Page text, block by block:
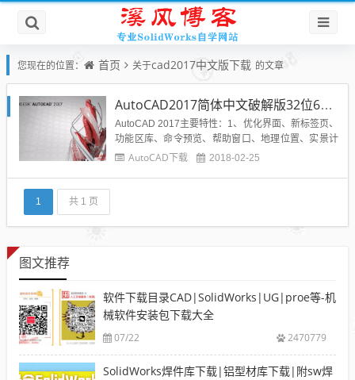
您现在的位置： 首页 关于cad2017中文版下载 的文章
AutoCAD2017简体中文破解版32位64位|附序列号|注册机|下载
AutoCAD 2017主要特性：1、优化界面、新标签页、
功能区库、命令预览、帮助窗口、地理位置、实景计
算、Exchange应用程序、计划提要、线平滑新增暗
AutoCAD下载 2018-02-25
1 共 1 页
图文推荐
软件下载目录CAD|SolidWorks|UG|proe等-机
械软件安装包下载大全
07/22 2470779
SolidWorks焊件库下载|铝型材库下载|附sw焊